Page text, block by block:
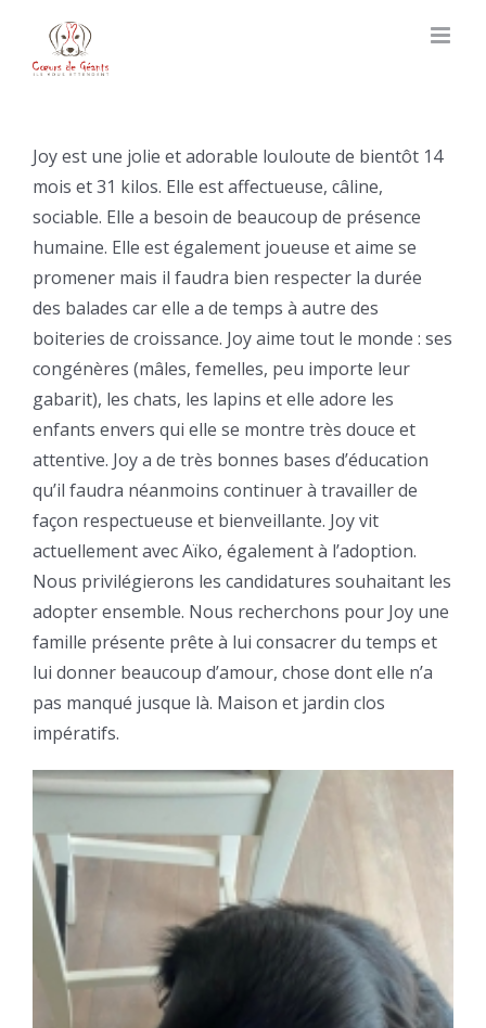
content
Joy est une jolie et adorable louloute de bientôt 14
mois et 31 kilos. Elle est affectueuse, câline,
sociable. Elle a besoin de beaucoup de présence
humaine. Elle est également joueuse et aime se
promener mais il faudra bien respecter la durée
des balades car elle a de temps à autre des
boiteries de croissance. Joy aime tout le monde : ses
congénères (mâles, femelles, peu importe leur
gabarit), les chats, les lapins et elle adore les
enfants envers qui elle se montre très douce et
attentive. Joy a de très bonnes bases d’éducation
qu’il faudra néanmoins continuer à travailler de
façon respectueuse et bienveillante. Joy vit
actuellement avec Aïko, également à l’adoption.
Nous privilégierons les candidatures souhaitant les
adopter ensemble. Nous recherchons pour Joy une
famille présente prête à lui consacrer du temps et
lui donner beaucoup d’amour, chose dont elle n’a
pas manqué jusque là. Maison et jardin clos
impératifs.